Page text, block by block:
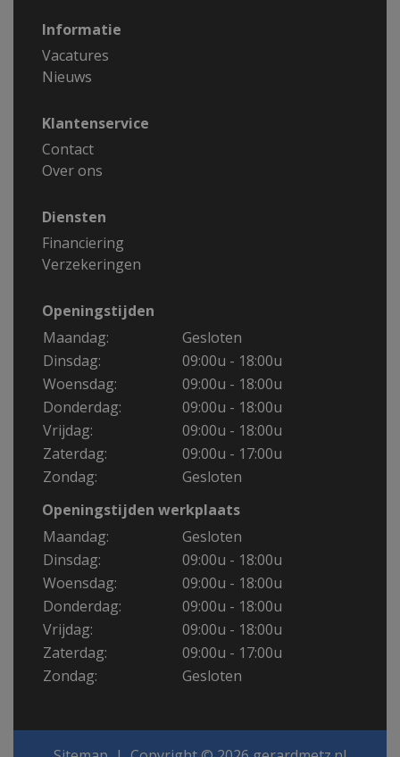
Informatie
Vacatures
Nieuws
Klantenservice
Contact
Over ons
Diensten
Financiering
Verzekeringen
Openingstijden
Maandag:
Gesloten
Dinsdag:
09:00u - 18:00u
Woensdag:
09:00u - 18:00u
Donderdag:
09:00u - 18:00u
Vrijdag:
09:00u - 18:00u
Zaterdag:
09:00u - 17:00u
Zondag:
Gesloten
Openingstijden werkplaats
Maandag:
Gesloten
Dinsdag:
09:00u - 18:00u
Woensdag:
09:00u - 18:00u
Donderdag:
09:00u - 18:00u
Vrijdag:
09:00u - 18:00u
Zaterdag:
09:00u - 17:00u
Zondag:
Gesloten